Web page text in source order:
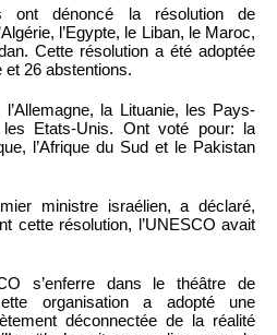
ont dénoncé la résolution de
l’Egypte, le Liban, le Maroc,
Cette résolution a été adoptée
26 abstentions.
la Lituanie, les Pays-
Etats-Unis. Ont voté pour: la
l’Afrique du Sud et le Pakistan
ministre israélien, a déclaré,
cette résolution, l’UNESCO avait
s’enferre dans le théâtre de
organisation a adopté une
déconnectée de la réalité